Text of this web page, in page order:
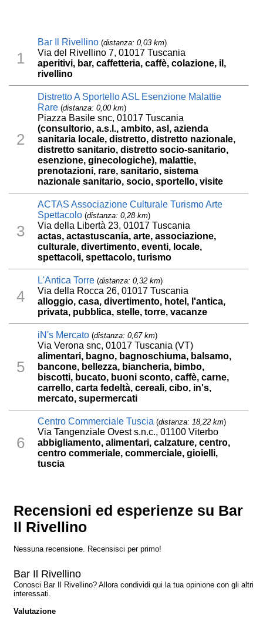
1
Bar Il Rivellino (distanza: 0,03 km)
Via del Rivellino 7, 01017 Tuscania
aperitivi, bar, caffetteria, caffè, colazione, il,
rivellino
2
Distretto A Sportello ASL Esenzione Malattie
Rare (distanza: 0,00 km)
Piazza Basile snc, 01017 Tuscania
(consultorio, a.s.l., ambito, asl, azienda
sanitaria locale, distretto, distretto nazionale,
distretto sanitario, distretto socio-sanitario,
esenzione, ginecologiche), malattie,
prenotazioni, rare, sanitario, sistema
nazionale sanitario, socio, sportello, visite
3
ACTAS Associazione Culturale Turismo Arte
Spettacolo (distanza: 0,28 km)
Via della Libertà 23, 01017 Tuscania
actas, actastuscania, arte, associazione,
culturale, divertimento, eventi, locale,
spettacoli, spettacolo, turismo
4
L'Antica Torre (distanza: 0,32 km)
Via della Rocca 26, 01017 Tuscania
alloggio, casa, divertimento, hotel, l'antica,
privata, pubblica, stelle, torre, vacanze
5
iN's Mercato (distanza: 0,67 km)
Via Verona snc, 01017 Tuscania (VT)
alimentari, bagno, bagnoschiuma, balsamo,
bancone, bellezza, biancheria, bimbo,
biscotti, bucato, buoni sconto, caffè, carne,
carrello, carta fedeltà, cereali, cibo, in's,
mercato, supermercati
6
Centro Commerciale Tuscia (distanza: 18,22 km)
Via Tangenziale Ovest s.n.c., 01100 Viterbo
abbigliamento, alimentari, calzature, centro,
centro commeriale, commerciale, gioielli,
tuscia
Recensioni ed esperienze su Bar
Il Rivellino
Nessuna recensione. Recensisci per primo!
Bar Il Rivellino
Conosci Bar Il Rivellino? Allora condividi qui la tua opinione con gli altri
interessati.
Valutazione